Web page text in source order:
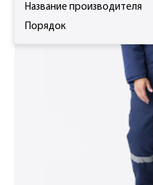
Название производителя
Порядок